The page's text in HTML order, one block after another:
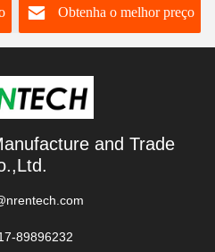
telecomunicações móveis
- torre de telescópios -
rádio 6 m
Obtenha o melhor preço
and Trade
89896232